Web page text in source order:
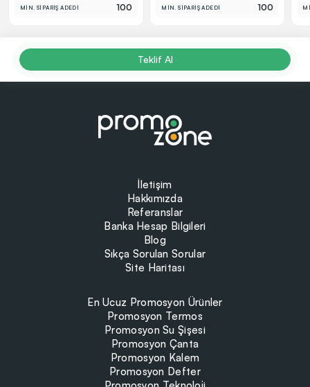
MİN. SİPARİŞ ADEDİ 100 MİN. SİPARİŞ ADEDİ 100
Teklif Al
İletişim
Hakkımızda
Referanslar
Banka Hesap Bilgileri
Blog
Sıkça Sorulan Sorular
Site Haritası
En Ucuz Promosyon Ürünler
Promosyon Termos
Promosyon Su Şişesi
Promosyon Çanta
Promosyon Kalem
Promosyon Defter